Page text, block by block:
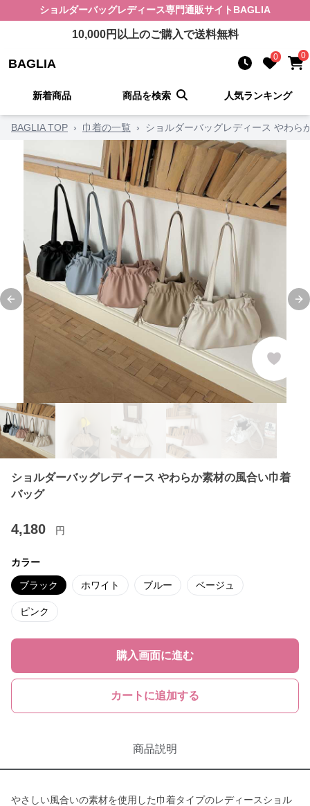
ショルダーバッグレディース専門通販サイト BAGLIA
10,000円以上のご購入で送料無料
BAGLIA 0 0
新着商品 商品を検索 人気ランキング
BAGLIA TOP › 巾着の一覧 › ショルダーバッグレディース やわら
Previous slide
ショルダーバッグレディース やわらか素材の風合い巾着
バッグ
4,180 円
カラー
ブラック ホワイト ブルー ベージュ
ピンク
購入画面に進む
カートに追加する
商品説明
やさしい風合いの素材を使用した巾着タイプのレディースショル